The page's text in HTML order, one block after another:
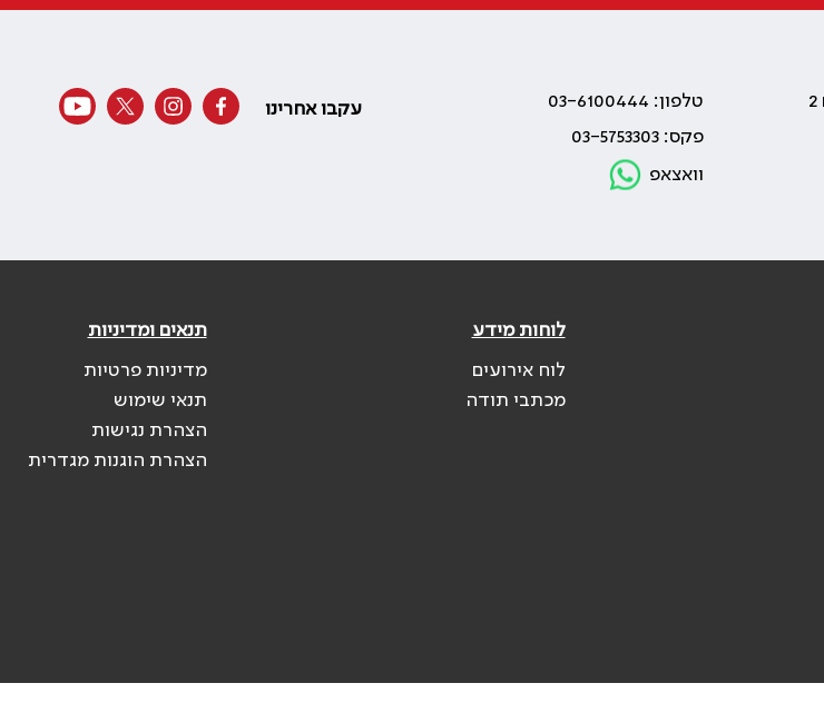
טלפון: 03-6100444
פקס: 03-5753303
וואצאפ
עקבו אחרינו
לוחות מידע
לוח אירועים
מכתבי תודה
תנאים ומדיניות
מדיניות פרטיות
תנאי שימוש
הצהרת נגישות
הצהרת הוגנות מגדרית